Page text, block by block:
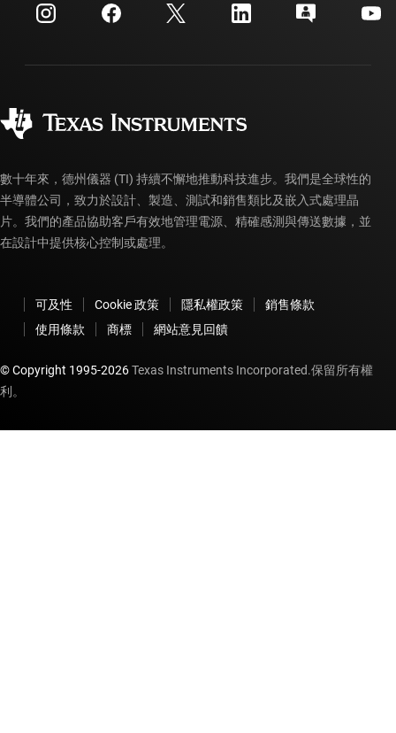
投資人關系
製造
客戶支援中心
myTI 帳戶常見問題解答
訂購 FAQ
數十年來，德州儀器 (TI) 持續不懈地推動科技進步。我們是全球性的
半導體公司，致力於設計、製造、測試和銷售類比及嵌入式處理晶
片。我們的產品協助客戶有效地管理電源、精確感測與傳送數據，並
在設計中提供核心控制或處理。
可及性 Cookie 政策 隱私權政策
銷售條款
使用條款
商標 網站意見回饋
© Copyright 1995-2026Texas Instruments Incorporated.保留所有權
利。